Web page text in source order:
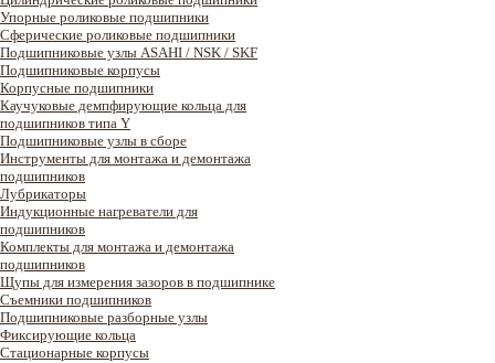
Упорные роликовые подшипники
Сферические роликовые подшипники
Подшипниковые узлы ASAHI / NSK / SKF
Подшипниковые корпусы
Корпусные подшипники
Каучуковые демпфирующие кольца для
подшипников типа Y
Подшипниковые узлы в сборе
Инструменты для монтажа и демонтажа
подшипников
Лубрикаторы
Индукционные нагреватели для
подшипников
Комплекты для монтажа и демонтажа
подшипников
Щупы для измерения зазоров в подшипнике
Съемники подшипников
Подшипниковые разборные узлы
Фиксирующие кольца
Стационарные корпусы